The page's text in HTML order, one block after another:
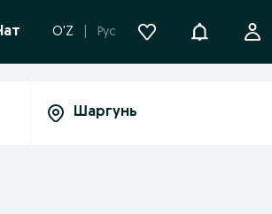
O'Z Рус